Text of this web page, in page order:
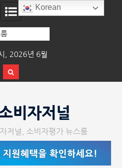
준 개별주택
비자저널
저널, 소비자평가 뉴스룸
Korean